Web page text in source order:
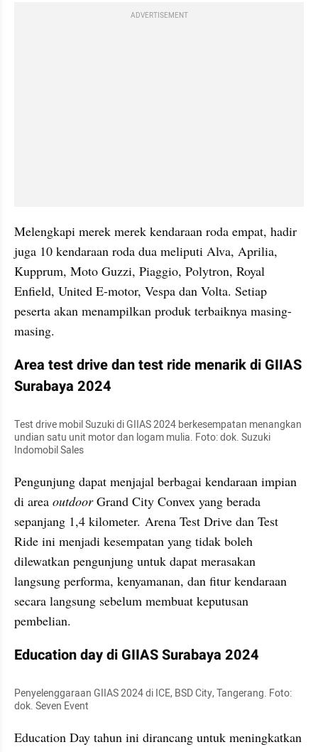
ADVERTISEMENT
Melengkapi merek merek kendaraan roda empat, hadir
juga 10 kendaraan roda dua meliputi Alva, Aprilia,
Kupprum, Moto Guzzi, Piaggio, Polytron, Royal
Enfield, United E-motor, Vespa dan Volta. Setiap
peserta akan menampilkan produk terbaiknya masing-
masing.
Area test drive dan test ride menarik di GIIAS
Surabaya 2024
Test drive mobil Suzuki di GIIAS 2024 berkesempatan menangkan
undian satu unit motor dan logam mulia. Foto: dok. Suzuki
Indomobil Sales
Pengunjung dapat menjajal berbagai kendaraan impian
di area outdoor Grand City Convex yang berada
sepanjang 1,4 kilometer. Arena Test Drive dan Test
Ride ini menjadi kesempatan yang tidak boleh
dilewatkan pengunjung untuk dapat merasakan
langsung performa, kenyamanan, dan fitur kendaraan
secara langsung sebelum membuat keputusan
pembelian.
Education day di GIIAS Surabaya 2024
Penyelenggaraan GIIAS 2024 di ICE, BSD City, Tangerang. Foto:
dok. Seven Event
Education Day tahun ini dirancang untuk meningkatkan